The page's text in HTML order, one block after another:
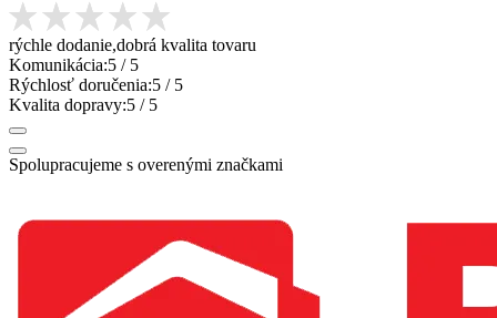
rýchle dodanie,dobrá kvalita tovaru
Komunikácia:5 / 5
Rýchlosť doručenia:5 / 5
Kvalita dopravy:5 / 5
Spolupracujeme s overenými značkami